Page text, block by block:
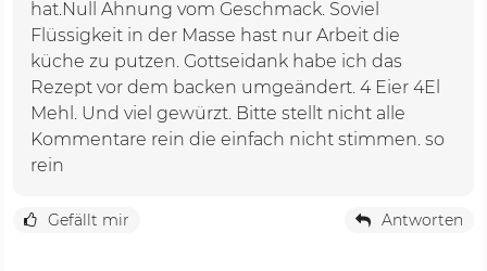
hat.Null Ahnung vom Geschmack. Soviel
Flüssigkeit in der Masse hast nur Arbeit die
küche zu putzen. Gottseidank habe ich das
Rezept vor dem backen umgeändert. 4 Eier 4El
Mehl. Und viel gewürzt. Bitte stellt nicht alle
Kommentare rein die einfach nicht stimmen. so
rein
Gefällt mir Antworten